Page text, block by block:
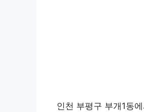
인천 부평구 부개1동에